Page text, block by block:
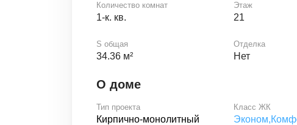
Количество комнат
1-к. кв.
Этаж
21
S общая
34.36 м²
Отделка
Нет
О доме
Тип проекта
Кирпично-монолитный
Класс ЖК
Эконом,